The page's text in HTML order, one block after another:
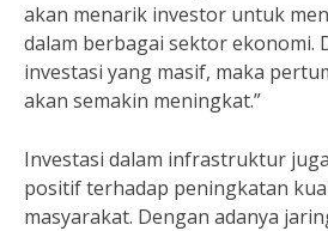
akan menarik investor untuk
dalam berbagai sektor ekonomi.
investasi yang masif, maka
akan semakin meningkat.”
Investasi dalam infrastruktur
positif terhadap peningkatan
masyarakat. Dengan adanya